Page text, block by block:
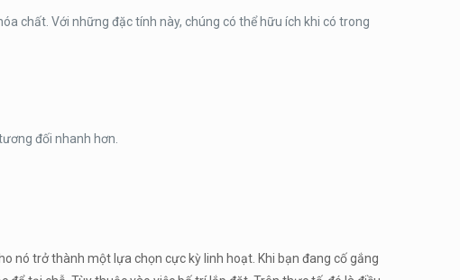
chất. Với những đặc tính này, chúng có thể hữu ích khi có trong
đối nhanh hơn.
nó trở thành một lựa chọn cực kỳ linh hoạt. Khi bạn đang cố gắng